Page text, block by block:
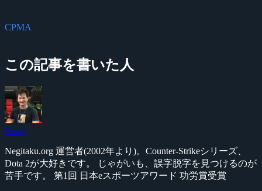
CPMA
この記事を書いた人
Yossy
Negitaku.org 運営者(2002年より)。Counter-Strikeシリーズ、
Dota 2が大好きです。 じゃがいも、誤字脱字を見つけるのが
苦手です。 第1回 日本eスポーツアワード 功労賞受賞